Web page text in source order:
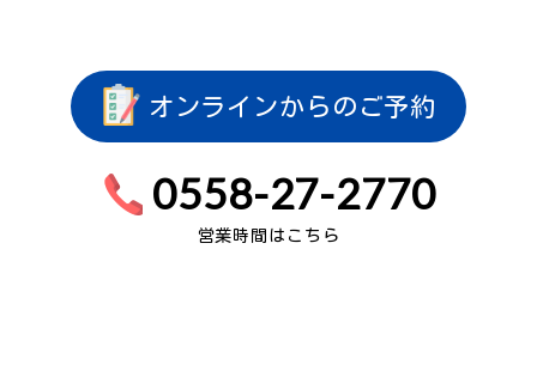
オンラインからのご予約
0558-27-2770
営業時間はこちら